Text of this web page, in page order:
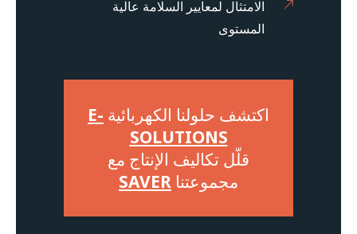
الامتثال لمعايير السلامة عالية
المستوى
اكتشف حلولنا الكهربائية E-
SOLUTIONS
قلّل تكاليف الإنتاج مع
مجموعتنا SAVER